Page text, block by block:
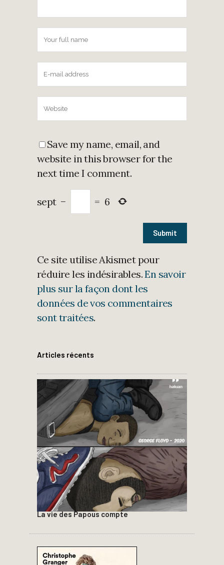
Save my name, email, and
website in this browser for the
next time I comment.
sept − = 6
Ce site utilise Akismet pour
réduire les indésirables.En savoir
plus sur la façon dont les
données de vos commentaires
sont traitées.
Articles récents
La vie des Papous compte